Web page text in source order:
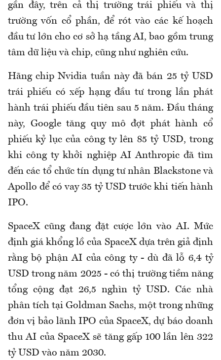
gần đây, trên cả thị trường trái phiếu và thị
trường vốn cổ phần, để rót vào các kế hoạch
đầu tư lớn cho cơ sở hạ tầng AI, bao gồm trung
tâm dữ liệu và chip, cũng như nghiên cứu.
Hãng chip Nvidia tuần này đã bán 25 tỷ USD
trái phiếu có xếp hạng đầu tư trong lần phát
hành trái phiếu đầu tiên sau 5 năm. Đầu tháng
này, Google tăng quy mô đợt phát hành cổ
phiếu kỷ lục của công ty lên 85 tỷ USD, trong
khi công ty khởi nghiệp AI Anthropic đã tìm
đến các tổ chức tín dụng tư nhân Blackstone và
Apollo để có vay 35 tỷ USD trước khi tiến hành
IPO.
SpaceX cũng đang đặt cược lớn vào AI. Mức
định giá khổng lồ của SpaceX dựa trên giả định
rằng bộ phận AI của công ty - dù đã lỗ 6,4 tỷ
USD trong năm 2025 - có thị trường tiềm năng
tổng cộng đạt 26,5 nghìn tỷ USD. Các nhà
phân tích tại Goldman Sachs, một trong những
đơn vị bảo lãnh IPO của SpaceX, dự báo doanh
thu AI của SpaceX sẽ tăng gấp 100 lần lên 322
tỷ USD vào năm 2030.